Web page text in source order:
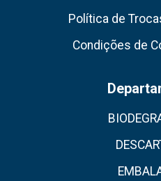
Política de
Condições de